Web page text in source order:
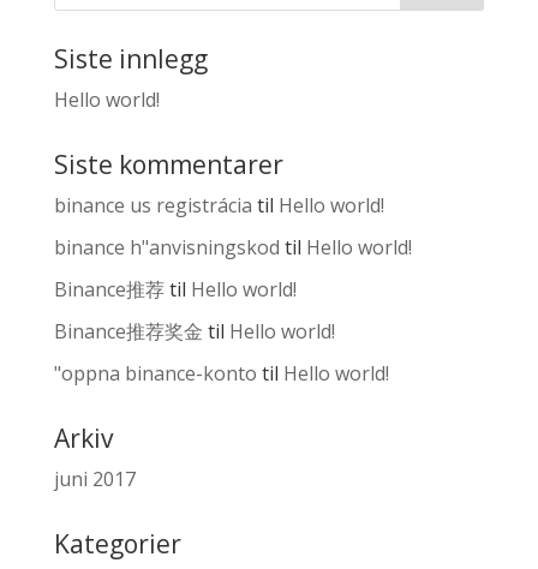
Siste innlegg
Hello world!
Siste kommentarer
binance us registrácia til Hello world!
binance h"anvisningskod til Hello world!
Binance推荐til Hello world!
Binance推荐奖金 til Hello world!
"oppna binance-konto til Hello world!
Arkiv
juni 2017
Kategorier